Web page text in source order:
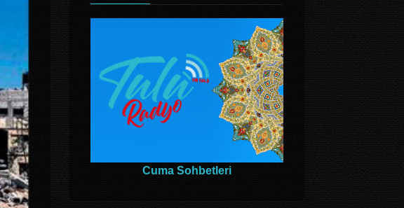
Cuma Sohbetleri